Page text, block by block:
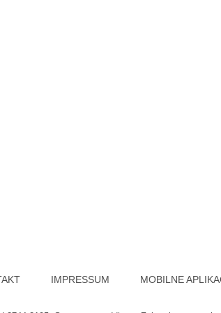
IMPRESSUM MOBILNE